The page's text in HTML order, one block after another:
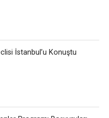
İstanbul’u Konuştu